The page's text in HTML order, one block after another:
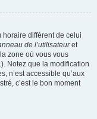
horaire différent de celui
de l’utilisateuret
zone où vous vous
Notez que la modification
n’est accessible qu’aux
c’est le bon moment